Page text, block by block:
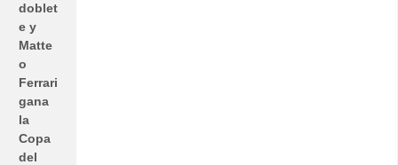
doblet
e y
Matte
o
Ferrari
gana
la
Copa
del